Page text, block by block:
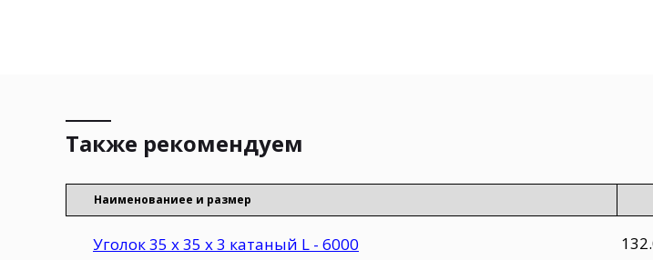
Также рекомендуем
Наименованиеe и размер
Уголок 35 х 35 х 3 катаный L - 6000